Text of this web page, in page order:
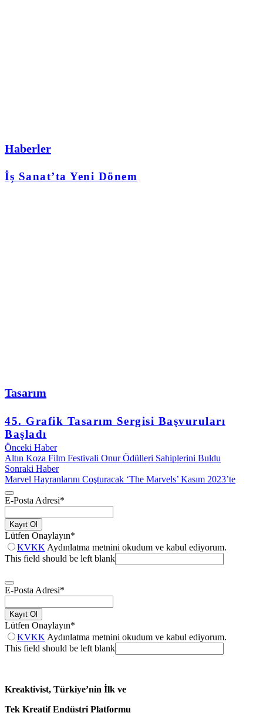
Haberler
İş Sanat’ta Yeni Dönem
Tasarım
45. Grafik Tasarım Sergisi Başvuruları
Başladı
Önceki Haber
Altın Koza Film Festivali Onur Ödülleri Sahiplerini Buldu
Sonraki Haber
Marvel Hayranlarını Coşturacak ‘The Marvels’ Kasım 2023’te
E-Posta Adresi*
Kayıt Ol
Lütfen Onaylayın*
KVKK Aydınlatma metnini okudum ve kabul ediyorum.
This field should be left blank
E-Posta Adresi*
Kayıt Ol
Lütfen Onaylayın*
KVKK Aydınlatma metnini okudum ve kabul ediyorum.
This field should be left blank
Kreaktivist, Türkiye’nin İlk ve
Tek Kreatif Endüstri Platformu